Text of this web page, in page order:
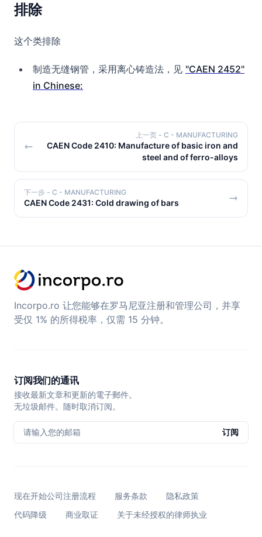
排除
这个类排除
制造无缝钢管，采用离心铸造法，见 "CAEN 2452"
in Chinese:
上一页 - C - MANUFACTURING
CAEN Code 2410: Manufacture of basic iron and
steel and of ferro-alloys
下一步 - C - MANUFACTURING
CAEN Code 2431: Cold drawing of bars
Incorpo.ro 让您能够在罗马尼亚注册和管理公司，并享
受仅 1% 的所得税率，仅需 15 分钟。
订阅我们的通讯
接收最新文章和更新的電子郵件。
无垃圾邮件。随时取消订阅。
请输入您的邮箱 订阅
现在开始公司注册流程 服务条款
隐私政策
代码降级
商业取证 关于未经授权的律师执业